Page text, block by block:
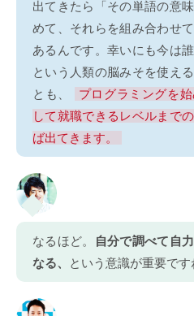
出てきたら「その単語の意
めて、それらを組み合わせ
あるんです。幸いにも今は
という人類の脳みそを使え
とも、
プログラミングを
して就職できるレベルまで
ば出てきます。
なるほど。
自分で調べて自
なる、
という意識が重要です